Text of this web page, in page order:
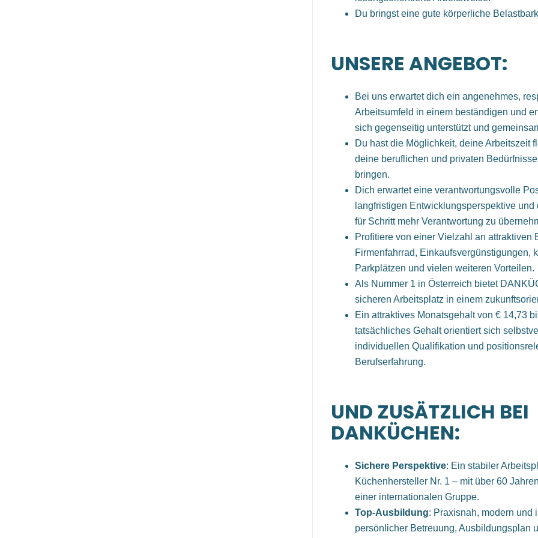
Du bringst eine gute körperliche
UNSERE ANGEBOT:
Bei uns erwartet dich ein angenehmes,
Arbeitsumfeld in einem beständigen und
sich gegenseitig unterstützt und
Du hast die Möglichkeit, deine Arbeitszeit
deine beruflichen und privaten
bringen.
Dich erwartet eine verantwortungsvolle
langfristigen Entwicklungsperspektive
für Schritt mehr Verantwortung zu
Profitiere von einer Vielzahl an attraktiven
Firmenfahrrad, Einkaufsvergünstigungen,
Parkplätzen und vielen weiteren Vorteilen.
Als Nummer 1 in Österreich bietet
sicheren Arbeitsplatz in einem
Ein attraktives Monatsgehalt von € 14,73
tatsächliches Gehalt orientiert sich
individuellen Qualifikation und
Berufserfahrung.
UND ZUSÄTZLICH BEI
DANKÜCHEN:
Sichere Perspektive: Ein stabiler
Küchenhersteller Nr. 1 – mit über 60
einer internationalen Gruppe.
Top-Ausbildung: Praxisnah, modern und
persönlicher Betreuung, Ausbildungsplan